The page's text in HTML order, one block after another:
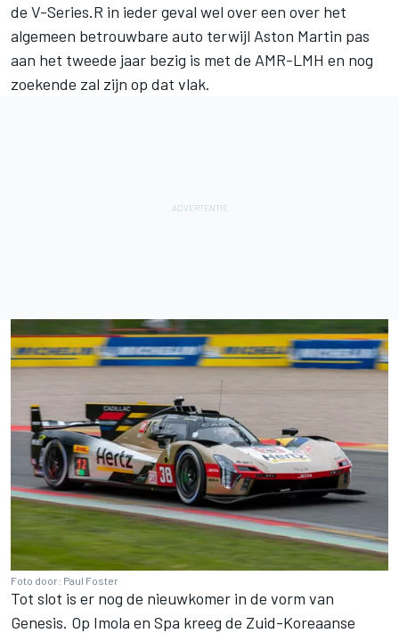
de V-Series.R in ieder geval wel over een over het
algemeen betrouwbare auto terwijl Aston Martin pas
aan het tweede jaar bezig is met de AMR-LMH en nog
zoekende zal zijn op dat vlak.
Foto door: Paul Foster
Tot slot is er nog de nieuwkomer in de vorm van
Genesis. Op Imola en Spa kreeg de Zuid-Koreaanse